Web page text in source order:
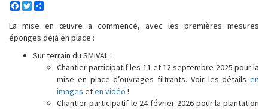
Facebook
Twitter
La mise en œuvre a commencé, avec les premières mesures
éponges déjà en place :
Sur terrain du SMIVAL :
Chantier participatif les 11 et 12 septembre 2025 pour la
mise en place d’ouvrages filtrants. Voir les détails en
images eten vidéo !
Chantier participatif le 24 février 2026 pour la plantation